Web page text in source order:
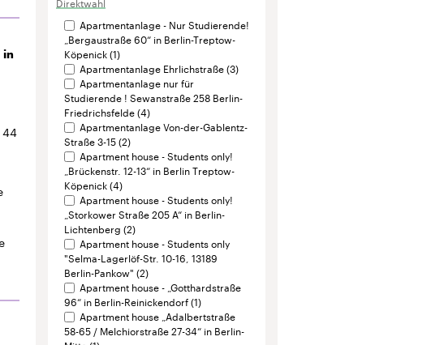
Straße 3-15
Apartment house - Students only!
„Brückenstr. 12-13“ in Berlin Treptow-
Köpenick(4)
Apartment house - Students only!
„Storkower Straße 205 A“ in Berlin-
Lichtenberg (2)
Apartment house - Students only
"Selma-Lagerlöf-Str. 10-16, 13189
Berlin-Pankow"
Apartment house - „Gotthardstraße
96“ in Berlin-Reinickendorf (1)
Apartment house „Adalbertstraße
58-65 / Melchiorstraße 27-34“ in Berlin-
Mitte(1)
Apartment house „Buckower Damm
91/93“ in Berlin-Neukölln(1)
Apartment house „Buckower Damm
109-137“ in Berlin-Neukölln
Apartment house „Celsiusstraße
4/8/12“ in Berlin-Steglitz(1)
Apartment house „Dröpkeweg 2-12 /
Am Eichenquast 42/44“ in Berlin-